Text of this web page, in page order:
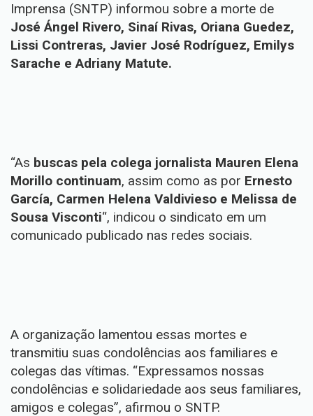
Imprensa (SNTP) informou sobre a morte de
José Ángel Rivero, Sinaí Rivas, Oriana Guedez,
Lissi Contreras, Javier José Rodríguez, Emilys
Sarache e Adriany Matute.
“As buscas pela colega jornalista Mauren Elena
Morillo continuam, assim como as por Ernesto
García, Carmen Helena Valdivieso e Melissa de
Sousa Visconti“, indicou o sindicato em um
comunicado publicado nas redes sociais.
A organização lamentou essas mortes e
transmitiu suas condolências aos familiares e
colegas das vítimas. “Expressamos nossas
condolências e solidariedade aos seus familiares,
amigos e colegas”, afirmou o SNTP.